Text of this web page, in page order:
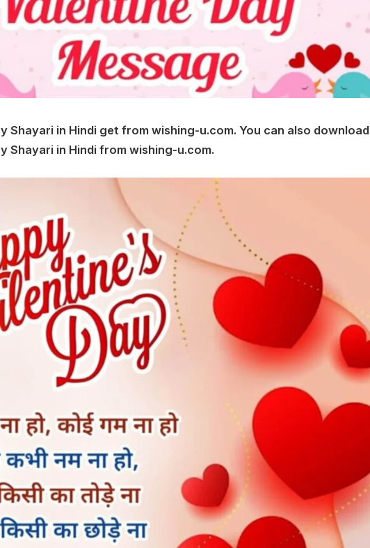
Shayari in Hindi get from wishing-u.com. You can also download
Shayari in Hindi from wishing-u.com.